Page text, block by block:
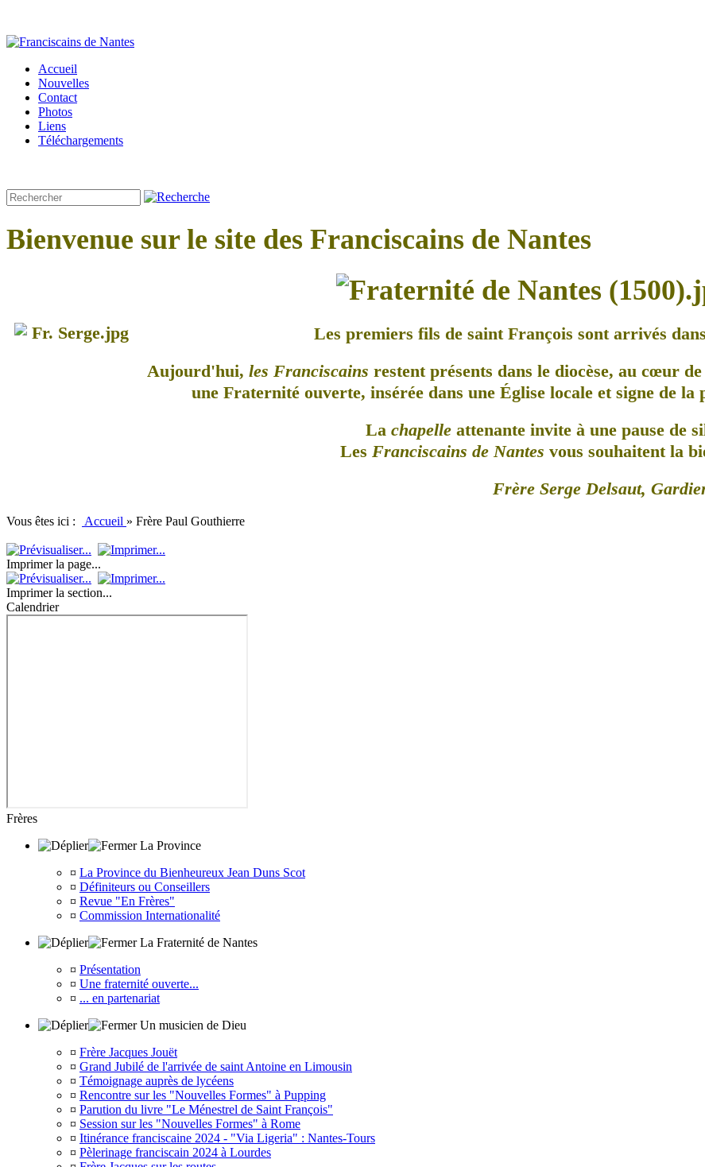
Accueil
Nouvelles
Contact
Photos
Liens
Téléchargements
Bienvenue sur le site des Franciscains de Nantes
Les premiers fils de saint François sont arrivés
Aujourd'hui, les Franciscains restent présents dans le diocèse, au cœur
une Fraternité ouverte, insérée dans une Église locale et signe de la
La chapelle attenante invite à une pause de
Les Franciscains de Nantes vous souhaitent la
Frère Serge Delsaut,
Vous êtes ici : Accueil » Frère Paul Gouthierre
Imprimer la page...
Imprimer la section...
Calendrier
Frères
La Province
¤ La Province du Bienheureux Jean Duns Scot
¤ Définiteurs ou Conseillers
¤ Revue "En Frères"
¤ Commission Internationalité
La Fraternité de Nantes
¤ Présentation
¤ Une fraternité ouverte...
¤ ... en partenariat
Un musicien de Dieu
¤ Frère Jacques Jouët
¤ Grand Jubilé de l'arrivée de saint Antoine en Limousin
¤ Témoignage auprès de lycéens
¤ Rencontre sur les "Nouvelles Formes" à Pupping
¤ Parution du livre "Le Ménestrel de Saint François"
¤ Session sur les "Nouvelles Formes" à Rome
¤ Itinérance franciscaine 2024 - "Via Ligeria" : Nantes-Tours
¤ Pèlerinage franciscain 2024 à Lourdes